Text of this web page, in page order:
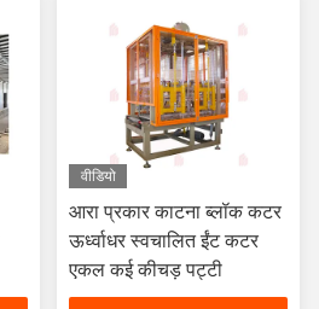
वीडियो
आरा प्रकार काटना ब्लॉक कटर
ऊर्ध्वाधर स्वचालित ईंट कटर
एकल कई कीचड़ पट्टी